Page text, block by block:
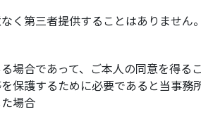
く第三者提供することはありません
合であって、ご本人の同意を得る
保護するために必要であると当事務
場合